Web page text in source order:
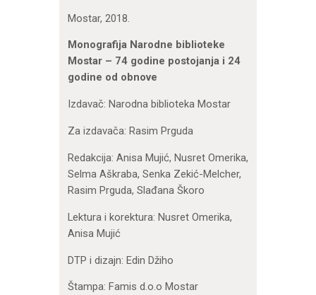
Mostar, 2018.
Monografija Narodne biblioteke
Mostar – 74 godine postojanja i 24
godine od obnove
Izdavač: Narodna biblioteka Mostar
Za izdavača: Rasim Prguda
Redakcija: Anisa Mujić, Nusret Omerika,
Selma Aškraba, Senka Zekić-Melcher,
Rasim Prguda, Slađana Škoro
Lektura i korektura: Nusret Omerika,
Anisa Mujić
DTP i dizajn: Edin Džiho
Štampa: Famis d.o.o Mostar